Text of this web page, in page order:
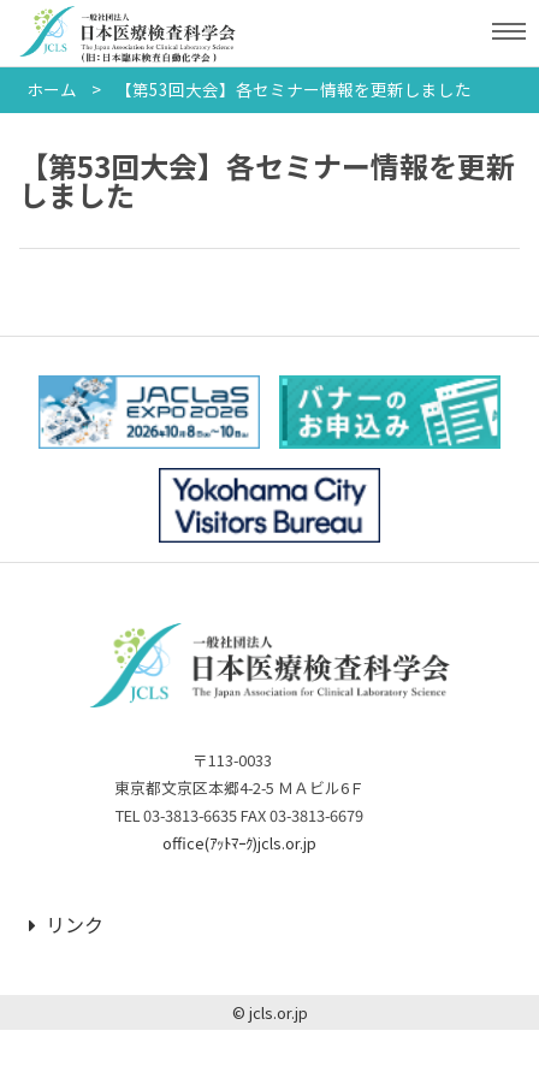
ホーム 【第53回大会】各セミナー情報を更新しました
【第53回大会】各セミナー情報を更新
しました
〒113-0033
東京都文京区本郷4-2-5 ＭＡビル6Ｆ
TEL 03-3813-6635 FAX 03-3813-6679
office(ｱｯﾄﾏｰｸ)jcls.or.jp
リンク
© jcls.or.jp